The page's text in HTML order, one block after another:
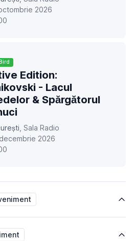
2026
Edition:
- Lacul
& Spărgătorul
, Sala Radio
2026